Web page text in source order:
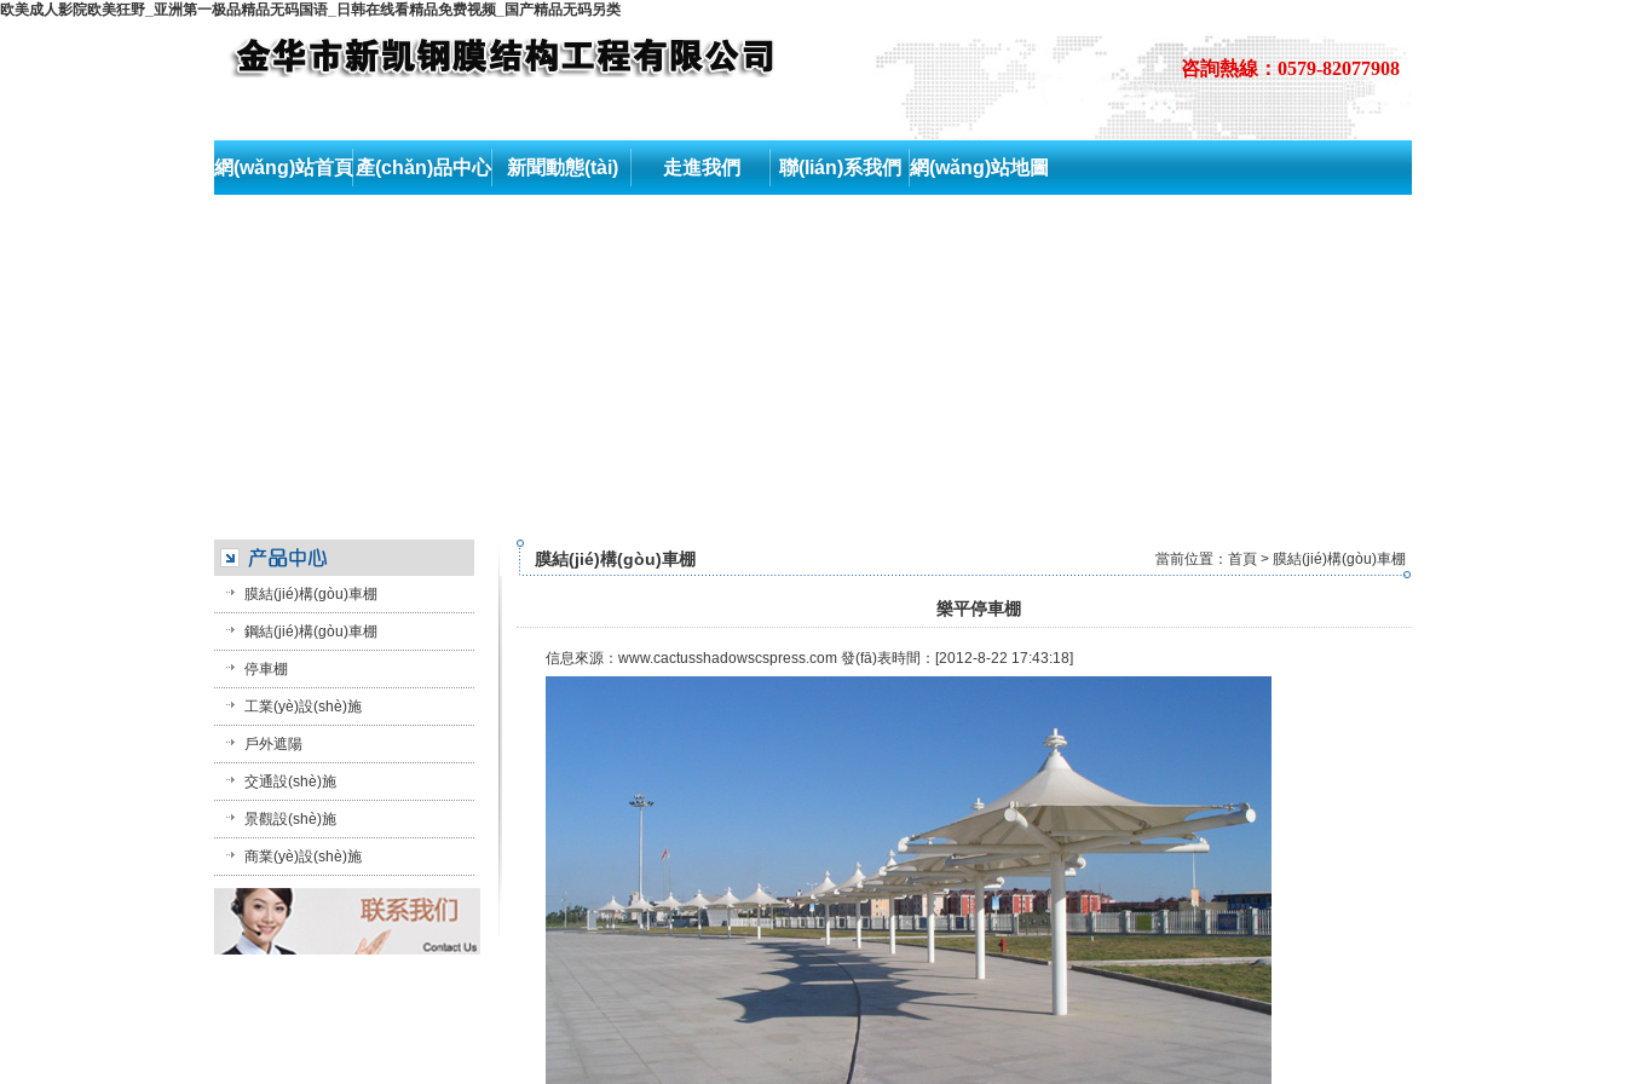
欧美成人影院欧美狂野_亚洲第一极品精品无码国语_日韩在线看精品免费视频_国产精品无码另类
咨詢熱線：0579-82077908
網(wǎng)站首頁產(chǎn)品中心 新聞動態(tài) 走進我們 聯(lián)系我們 網(wǎng)站地圖
膜結(jié)構(gòu)車棚
鋼結(jié)構(gòu)車棚
停車棚
工業(yè)設(shè)施
戶外遮陽
交通設(shè)施
景觀設(shè)施
商業(yè)設(shè)施
當前位置： 首頁 > 膜結(jié)構(gòu)車棚
膜結(jié)構(gòu)車棚
樂平停車棚
信息來源：www.cactusshadowscspress.com 發(fā)表時間：[2012-8-22 17:43:18]